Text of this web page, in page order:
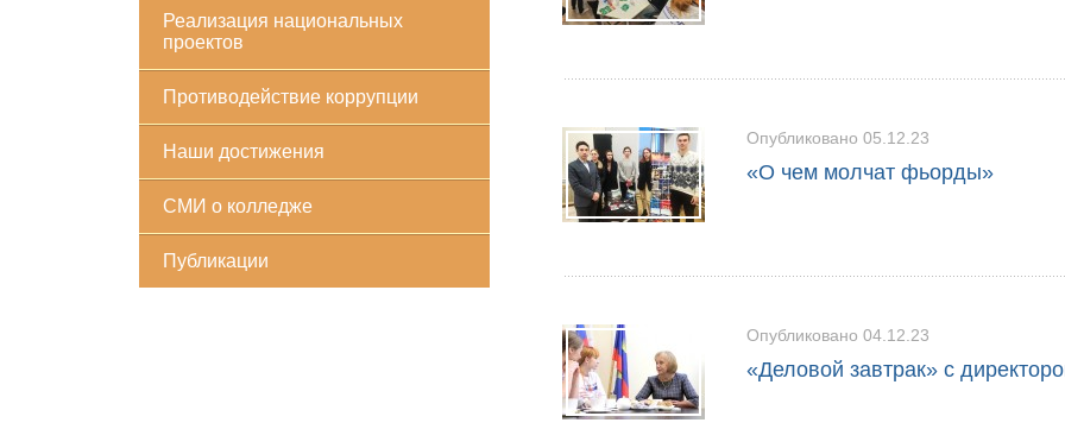
Реализация национальных
проектов
Противодействие коррупции
Наши достижения
СМИ о колледже
Публикации
Опубликовано 05.12.23
«О чем молчат фьорды»
Опубликовано 04.12.23
«Деловой завтрак» с